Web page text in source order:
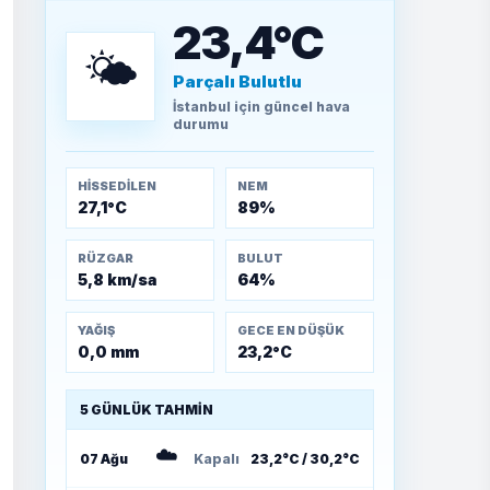
yolun taşları nasıl
döşendi?
TEOMAN ALPASLAN
Kütahya-Eskişehir
🌤️ 23,4°C
Parçalı Bulutlu
İstanbul için güncel hava
durumu
HISSEDILEN
27,1°C
NEM
89%
RÜZGAR
5,8 km/sa
BULUT
64%
YAĞIŞ
0,0 mm
GECE EN DÜŞÜK
23,2°C
5 GÜNLÜK TAHMIN
07 Ağu ☁️ Kapalı 23,2°C / 30,2°C